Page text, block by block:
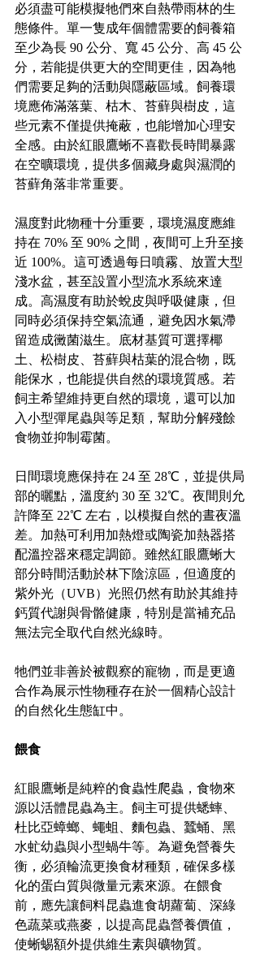
必須盡可能模擬牠們來自熱帶雨林的生
態條件。單一隻成年個體需要的飼養箱
至少為長 90 公分、寬 45 公分、高 45 公
分，若能提供更大的空間更佳，因為牠
們需要足夠的活動與隱蔽區域。飼養環
境應佈滿落葉、枯木、苔蘚與樹皮，這
些元素不僅提供掩蔽，也能增加心理安
全感。由於紅眼鷹蜥不喜歡長時間暴露
在空曠環境，提供多個藏身處與濕潤的
苔蘚角落非常重要。
濕度對此物種十分重要，環境濕度應維
持在 70% 至 90% 之間，夜間可上升至接
近 100%。這可透過每日噴霧、放置大型
淺水盆，甚至設置小型流水系統來達
成。高濕度有助於蛻皮與呼吸健康，但
同時必須保持空氣流通，避免因水氣滯
留造成黴菌滋生。底材基質可選擇椰
土、松樹皮、苔蘚與枯葉的混合物，既
能保水，也能提供自然的環境質感。若
飼主希望維持更自然的環境，還可以加
入小型彈尾蟲與等足類，幫助分解殘餘
食物並抑制霉菌。
日間環境應保持在 24 至 28℃，並提供局
部的曬點，溫度約 30 至 32℃。夜間則允
許降至 22℃ 左右，以模擬自然的晝夜溫
差。加熱可利用加熱燈或陶瓷加熱器搭
配溫控器來穩定調節。雖然紅眼鷹蜥大
部分時間活動於林下陰涼區，但適度的
紫外光（UVB）光照仍然有助於其維持
鈣質代謝與骨骼健康，特別是當補充品
無法完全取代自然光線時。
牠們並非善於被觀察的寵物，而是更適
合作為展示性物種存在於一個精心設計
的自然化生態缸中。
餵食
紅眼鷹蜥是純粹的食蟲性爬蟲，食物來
源以活體昆蟲為主。飼主可提供蟋蟀、
杜比亞蟑螂、蠅蛆、麵包蟲、蠶蛹、黑
水虻幼蟲與小型蝸牛等。為避免營養失
衡，必須輪流更換食材種類，確保多樣
化的蛋白質與微量元素來源。在餵食
前，應先讓飼料昆蟲進食胡蘿蔔、深綠
色蔬菜或燕麥，以提高昆蟲營養價值，
使蜥蜴額外提供維生素與礦物質。